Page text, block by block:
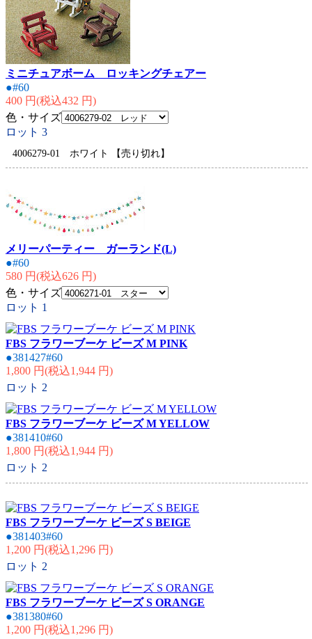
ミニチュアボーム ロッキングチェアー
●#60
400 円(税込432 円)
色・サイズ
ロット 3
4006279-01 ホワイト 【売り切れ】
メリーパーティー ガーランド(L)
●#60
580 円(税込626 円)
色・サイズ
ロット 1
FBS フラワーブーケ ビーズ M PINK
●381427#60
1,800 円(税込1,944 円)
ロット 2
FBS フラワーブーケ ビーズ M YELLOW
●381410#60
1,800 円(税込1,944 円)
ロット 2
FBS フラワーブーケ ビーズ S BEIGE
●381403#60
1,200 円(税込1,296 円)
ロット 2
FBS フラワーブーケ ビーズ S ORANGE
●381380#60
1,200 円(税込1,296 円)